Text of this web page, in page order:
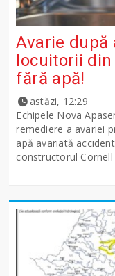
Avarie după
locuitorii
fără apă!
astăzi, 12:29
Echipele Nova
remediere a avariei
apă avariată
constructorul